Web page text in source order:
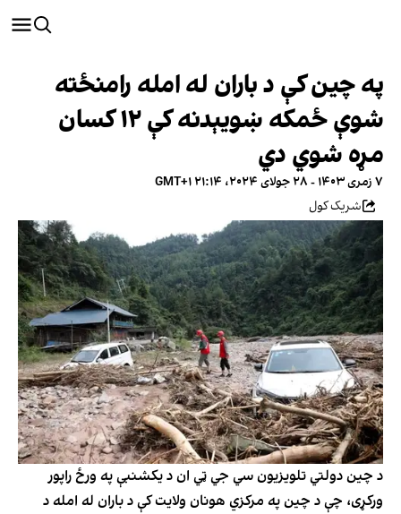
په چین کې د باران له امله رامنځته
شوې ځمکه ښویېدنه کې ۱۲ کسان
مړه شوي دي
۷ زمری ۱۴۰۳ - ۲۸ جولای ۲۰۲۴، ۲۱:۱۴ GMT+۱
شریک کول
د چین دولتي تلویزیون سي جي ټي ان د یکشنبې په ورځ راپور
ورکړی، چې د چین په مرکزي هونان ولایت کې د باران له امله د